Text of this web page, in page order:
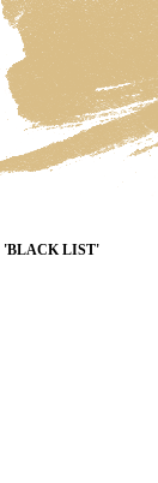
'BLACK LIST'